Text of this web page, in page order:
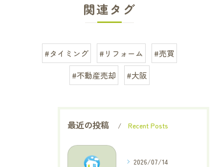
関連タグ
#タイミング #リフォーム
#売買
#不動産売却
#大阪
最近の投稿 Recent Posts
2026/07/14